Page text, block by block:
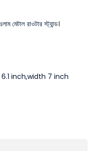
মেটাল রাওটার স্ট্যান্ড।
inch,width 7 inch